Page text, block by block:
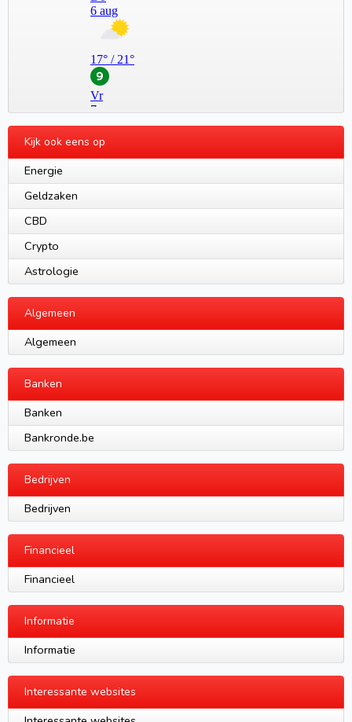
Kijk ook eens op
Energie
Geldzaken
CBD
Crypto
Astrologie
Algemeen
Algemeen
Banken
Banken
Bankronde.be
Bedrijven
Bedrijven
Financieel
Financieel
Informatie
Informatie
Interessante websites